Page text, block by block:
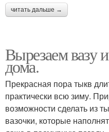
читать дальше →
Вырезаем вазу
дома.
Прекрасная пора тыкв
практически всю зиму.
возможности сделать из
вазочки, которые